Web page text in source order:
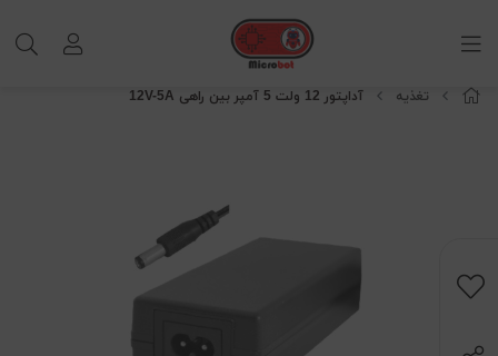
تغذیه آداپتور 12 ولت 5 آمپر بین راهی 12V-5A